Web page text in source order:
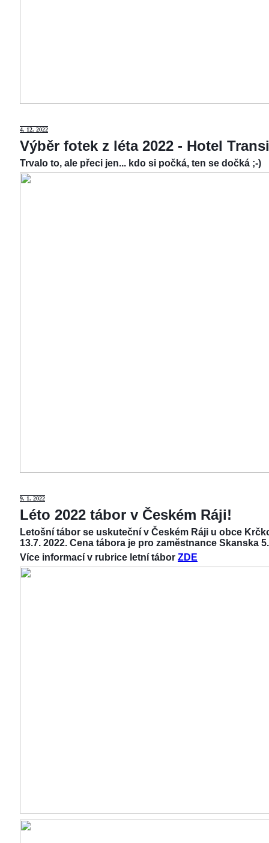
4. 12. 2022
Výběr fotek z léta 2022 - Hotel
Trvalo to, ale přeci jen... kdo si počká, ten se dočká ;-)
9. 1. 2022
Léto 2022 tábor v Českém Ráji!
Letošní tábor se uskuteční v Českém Ráji u obce
13.7. 2022. Cena tábora je pro zaměstnance Skanska
Více informací v rubrice letní tábor ZDE